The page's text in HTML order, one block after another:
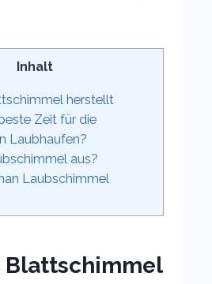
Inhalt
herstellt
Zeit für die
Laubhaufen?
aus?
Laubschimmel
Blattschimmel